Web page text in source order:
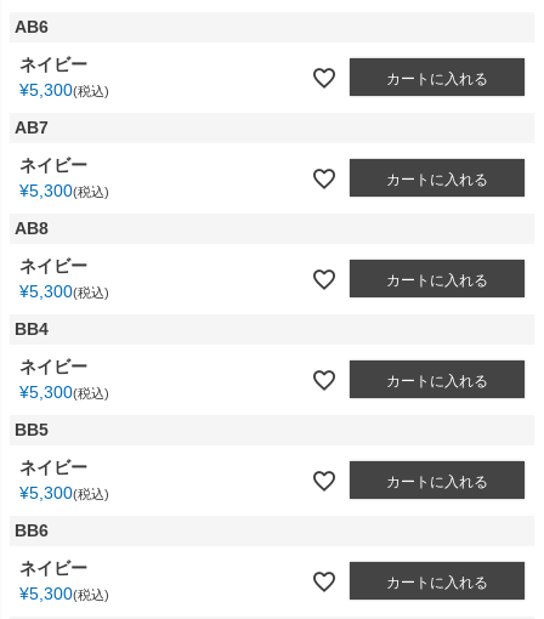
AB6
ネイビー
¥5,300 税込
カートに入れる
AB7
ネイビー
¥5,300 税込
カートに入れる
AB8
ネイビー
¥5,300 税込
カートに入れる
BB4
ネイビー
¥5,300 税込
カートに入れる
BB5
ネイビー
¥5,300 税込
カートに入れる
BB6
ネイビー
¥5,300 税込
カートに入れる